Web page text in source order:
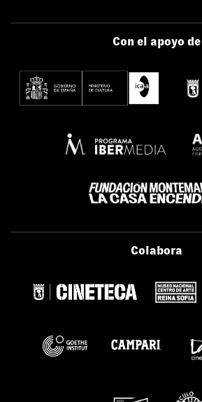
Con el apoyo de
Colabora